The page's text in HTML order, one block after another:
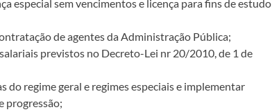
especial sem vencimentos e licença para fins de estudo
de agentes da Administração Pública;
previstos no Decreto-Lei nr 20/2010, de 1 de
do regime geral e regimes especiais e implementar
progressão;